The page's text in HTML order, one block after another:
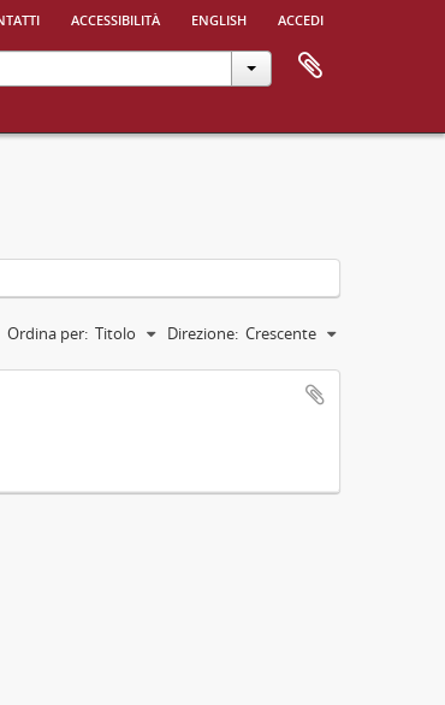
accessibilità english accedi
Ordina per: Titolo Direzione: Crescente